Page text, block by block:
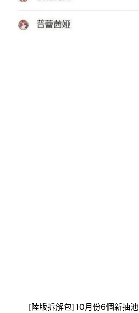
[陸版拆解包] 10月份6個新抽池